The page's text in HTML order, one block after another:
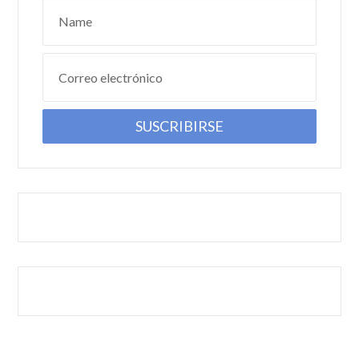
Name
Correo electrónico
SUSCRIBIRSE